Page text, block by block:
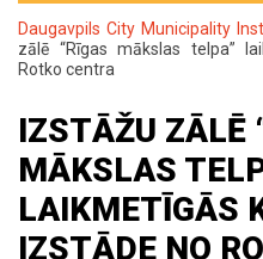
Daugavpils City Municipality
zālē “Rīgas mākslas telpa”
Rotko centra
IZSTĀŽU ZĀLĒ
MĀKSLAS
LAIKMETĪGĀS
IZSTĀDE NO